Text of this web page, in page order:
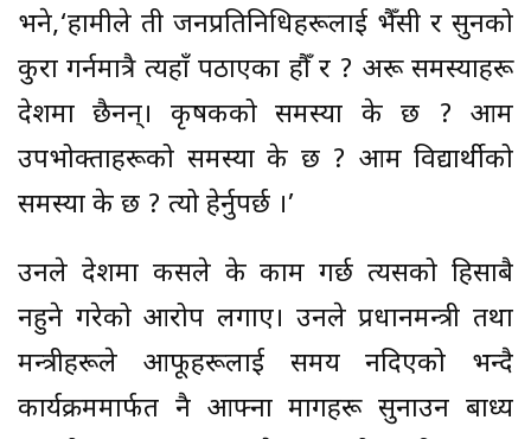
भने,‘हामीले ती जनप्रतिनिधिहरूलाई भैँसी र सुनको
कुरा गर्नमात्रै त्यहाँ पठाएका हौँ र ? अरू समस्याहरू
देशमा छैनन्। कृषकको समस्या के छ ? आम
उपभोक्ताहरूको समस्या के छ ? आम विद्यार्थीको
समस्या के छ ? त्यो हेर्नुपर्छ ।’
उनले देशमा कसले के काम गर्छ त्यसको हिसाबै
नहुने गरेको आरोप लगाए। उनले प्रधानमन्त्री तथा
मन्त्रीहरूले आफूहरूलाई समय नदिएको भन्दै
कार्यक्रममार्फत नै आफ्ना मागहरू सुनाउन बाध्य